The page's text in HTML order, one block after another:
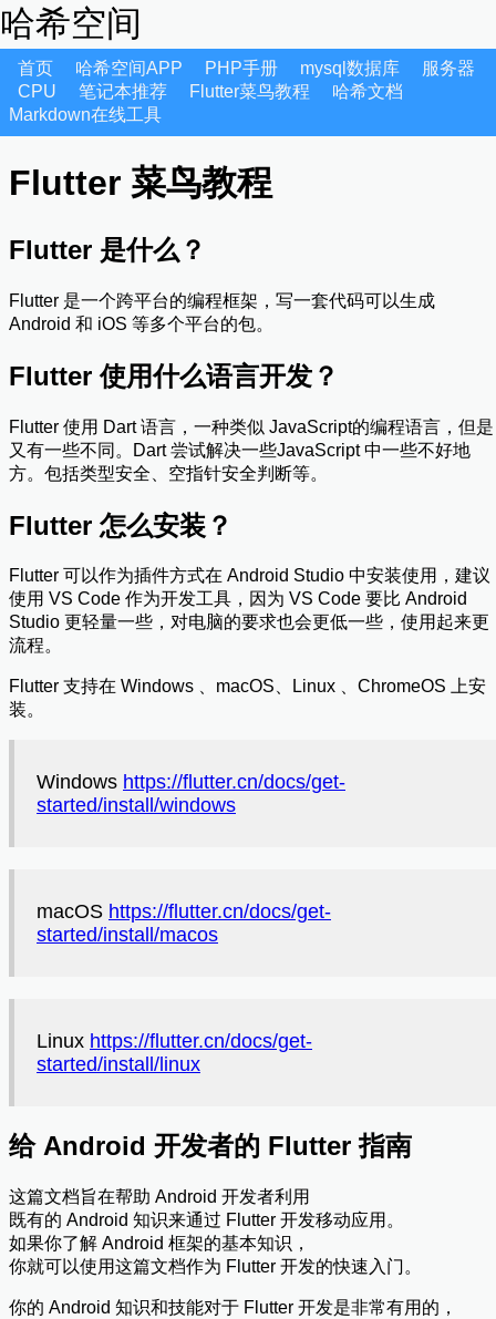
哈希空间
首页 哈希空间APP PHP手册 mysql数据库
服务器
CPU
笔记本推荐 Flutter菜鸟教程
哈希文档
Markdown在线工具
Flutter 菜鸟教程
Flutter 是什么？
Flutter 是一个跨平台的编程框架，写一套代码可以生成
Android 和 iOS 等多个平台的包。
Flutter 使用什么语言开发？
Flutter 使用 Dart 语言，一种类似 JavaScript的编程语言，但是
又有一些不同。Dart 尝试解决一些JavaScript 中一些不好地
方。包括类型安全、空指针安全判断等。
Flutter 怎么安装？
Flutter 可以作为插件方式在 Android Studio 中安装使用，建议
使用 VS Code 作为开发工具，因为 VS Code 要比 Android
Studio 更轻量一些，对电脑的要求也会更低一些，使用起来更
流程。
Flutter 支持在 Windows 、macOS、Linux 、ChromeOS 上安
装。
Windows https://flutter.cn/docs/get-
started/install/windows
macOS https://flutter.cn/docs/get-
started/install/macos
Linux https://flutter.cn/docs/get-
started/install/linux
给 Android 开发者的 Flutter 指南
这篇文档旨在帮助 Android 开发者利用
既有的 Android 知识来通过 Flutter 开发移动应用。
如果你了解 Android 框架的基本知识，
你就可以使用这篇文档作为 Flutter 开发的快速入门。
你的 Android 知识和技能对于 Flutter 开发是非常有用的，